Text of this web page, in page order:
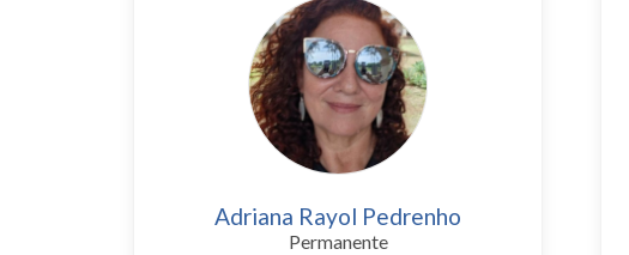
Adriana Rayol Pedrenho
Permanente